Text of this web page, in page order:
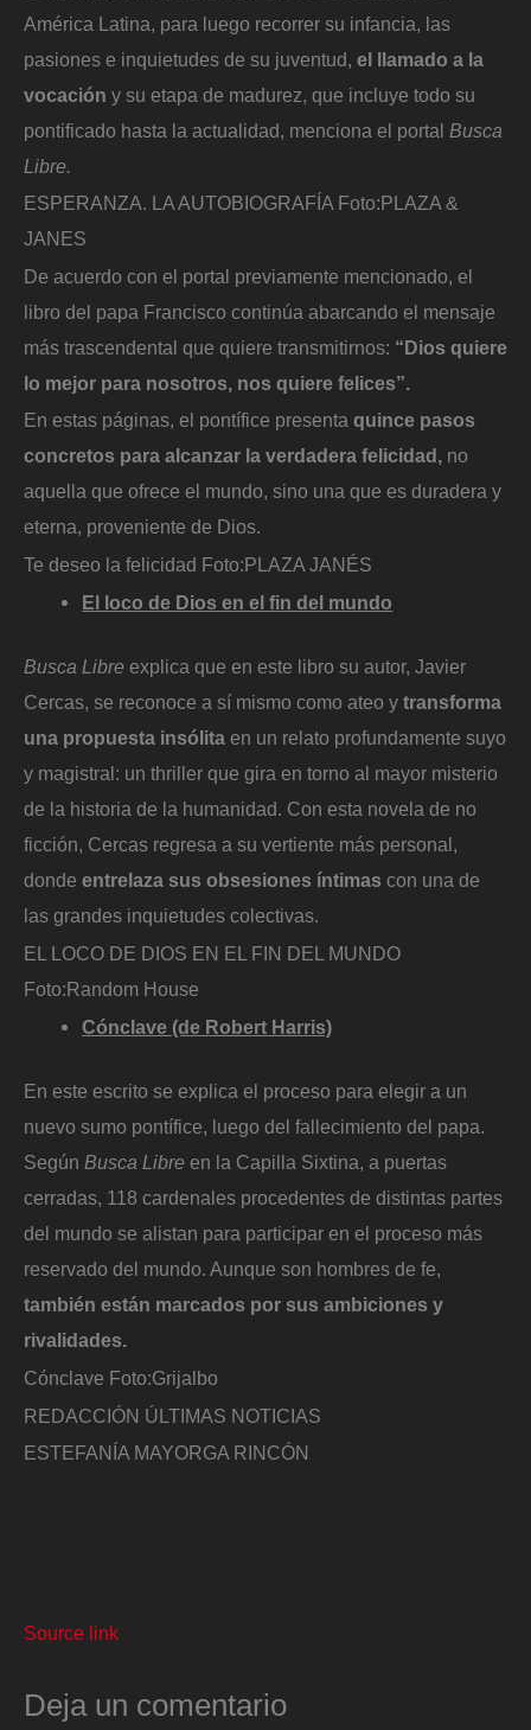
América Latina, para luego recorrer su infancia, las
pasiones e inquietudes de su juventud, el llamado a la
vocación y su etapa de madurez, que incluye todo su
pontificado hasta la actualidad, menciona el portal Busca
Libre.
ESPERANZA. LA AUTOBIOGRAFÍA Foto:PLAZA &
JANES
De acuerdo con el portal previamente mencionado, el
libro del papa Francisco continúa abarcando el mensaje
más trascendental que quiere transmitirnos: “Dios quiere
lo mejor para nosotros, nos quiere felices”.
En estas páginas, el pontífice presenta quince pasos
concretos para alcanzar la verdadera felicidad, no
aquella que ofrece el mundo, sino una que es duradera y
eterna, proveniente de Dios.
Te deseo la felicidad Foto:PLAZA JANÉS
El loco de Dios en el fin del mundo
Busca Libre explica que en este libro su autor, Javier
Cercas, se reconoce a sí mismo como ateo y transforma
una propuesta insólita en un relato profundamente suyo
y magistral: un thriller que gira en torno al mayor misterio
de la historia de la humanidad. Con esta novela de no
ficción, Cercas regresa a su vertiente más personal,
donde entrelaza sus obsesiones íntimas con una de
las grandes inquietudes colectivas.
EL LOCO DE DIOS EN EL FIN DEL MUNDO
Foto:Random House
Cónclave (de Robert Harris)
En este escrito se explica el proceso para elegir a un
nuevo sumo pontífice, luego del fallecimiento del papa.
Según Busca Libre en la Capilla Sixtina, a puertas
cerradas, 118 cardenales procedentes de distintas partes
del mundo se alistan para participar en el proceso más
reservado del mundo. Aunque son hombres de fe,
también están marcados por sus ambiciones y
rivalidades.
Cónclave Foto:Grijalbo
REDACCIÓN ÚLTIMAS NOTICIAS
ESTEFANÍA MAYORGA RINCÓN
Source link
Deja un comentario